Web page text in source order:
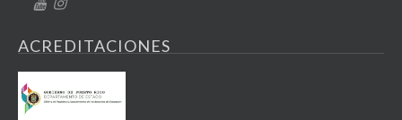
ACREDITACIONES